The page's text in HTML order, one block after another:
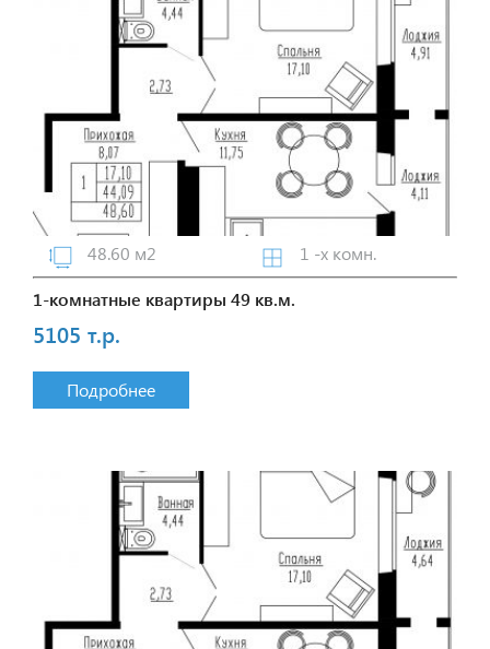
48.60 м2
1 -х комн.
1-комнатные квартиры 49 кв.м.
5105 т.р.
Подробнее